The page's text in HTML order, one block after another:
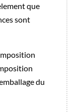
que
sont
du